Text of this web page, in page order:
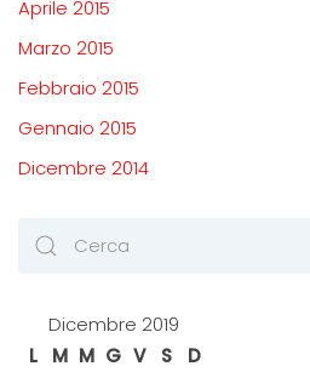
Aprile 2015
Marzo 2015
Febbraio 2015
Gennaio 2015
Dicembre 2014
Dicembre 2019
L
M M G V S
D